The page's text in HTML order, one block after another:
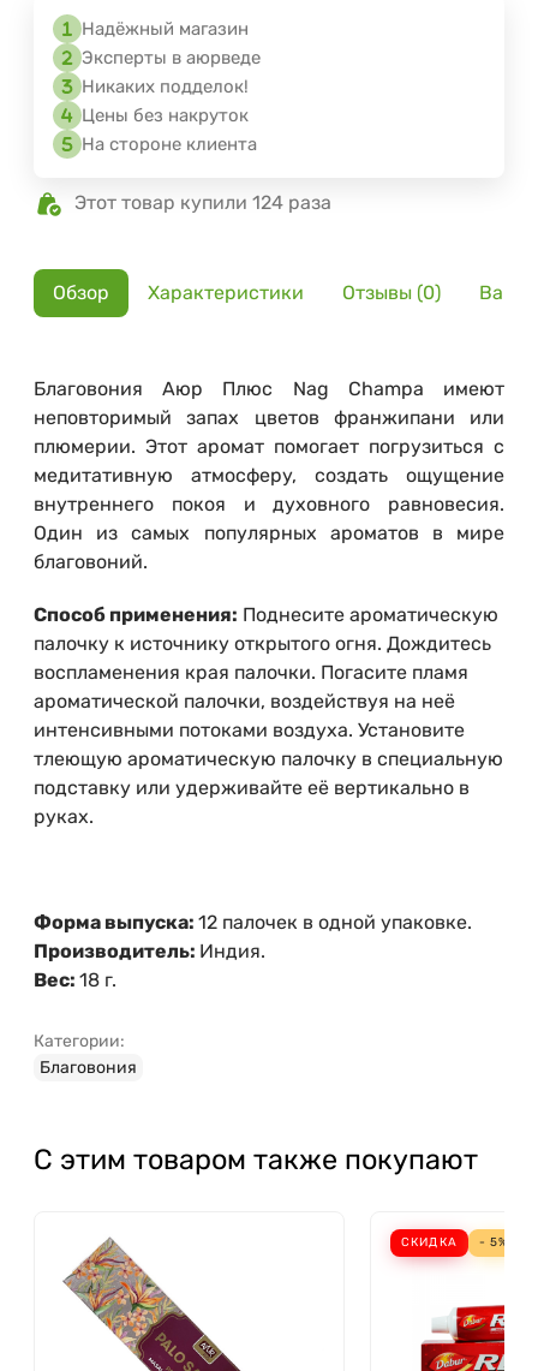
Надёжный магазин
Эксперты в аюрведе
Никаких подделок!
Цены без накруток
На стороне клиента
Этот товар купили 124 раза
Обзор Характеристики Отзывы (0)
Благовония Аюр Плюс Nag Champa имеют
неповторимый запах цветов франжипани или
плюмерии. Этот аромат помогает погрузиться с
медитативную атмосферу, создать ощущение
внутреннего покоя и духовного равновесия.
Один из самых популярных ароматов в мире
благовоний.
Способ применения: Поднесите ароматическую
палочку к источнику открытого огня. Дождитесь
воспламенения края палочки. Погасите пламя
ароматической палочки, воздействуя на неё
интенсивными потоками воздуха. Установите
тлеющую ароматическую палочку в специальную
подставку или удерживайте её вертикально в
руках.
Форма выпуска: 12 палочек в одной упаковке.
Производитель: Индия.
Вес: 18 г.
Категории:
Благовония
С этим товаром также покупают
СКИДКА - 5%